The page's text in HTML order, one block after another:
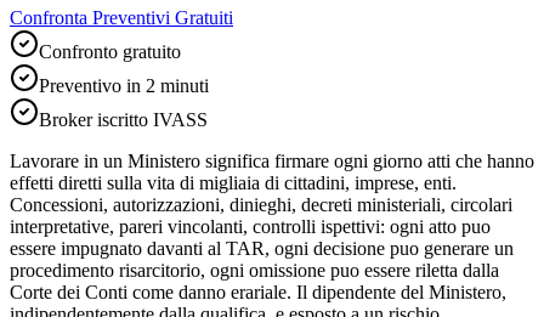
Confronta Preventivi Gratuiti
Confronto gratuito
Preventivo in 2 minuti
Broker iscritto IVASS
Lavorare in un Ministero significa firmare ogni giorno atti che hanno
effetti diretti sulla vita di migliaia di cittadini, imprese, enti.
Concessioni, autorizzazioni, dinieghi, decreti ministeriali, circolari
interpretative, pareri vincolanti, controlli ispettivi: ogni atto puo
essere impugnato davanti al TAR, ogni decisione puo generare un
procedimento risarcitorio, ogni omissione puo essere riletta dalla
Corte dei Conti come danno erariale. Il dipendente del Ministero,